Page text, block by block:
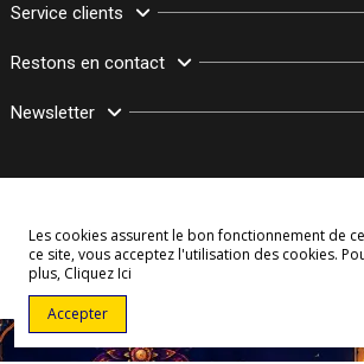
Service clients
Restons en contact
Newsletter
© Copyright 2003–2026 Bollymarket.com -
Les cookies assurent le bon fonctionnement de
ce site, vous acceptez l'utilisation des cookies.
plus, Cliquez Ici
Accepter